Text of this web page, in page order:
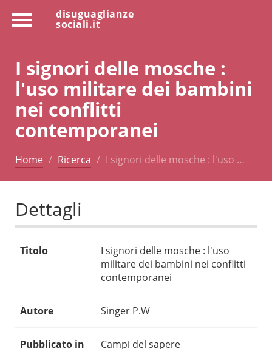
disuguaglianze
sociali.it
I signori delle mosche :
l'uso militare dei bambini
nei conflitti
contemporanei
Home Ricerca I signori delle mosche : l'uso …
Dettagli
Titolo
I signori delle mosche : l'uso
militare dei bambini nei conflitti
contemporanei
Autore Singer P.W
Pubblicato in Campi del sapere